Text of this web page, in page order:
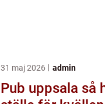
31 maj 2026 admin
Pub uppsala så hittar du rätt